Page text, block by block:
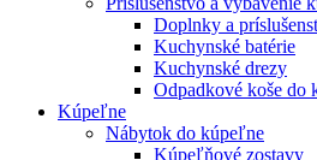
Doplnky a
Kuchynské batérie
Kuchynské drezy
Odpadkové koše do
Kúpeľne
Nábytok do kúpeľne
Kúpeľňové zostavy